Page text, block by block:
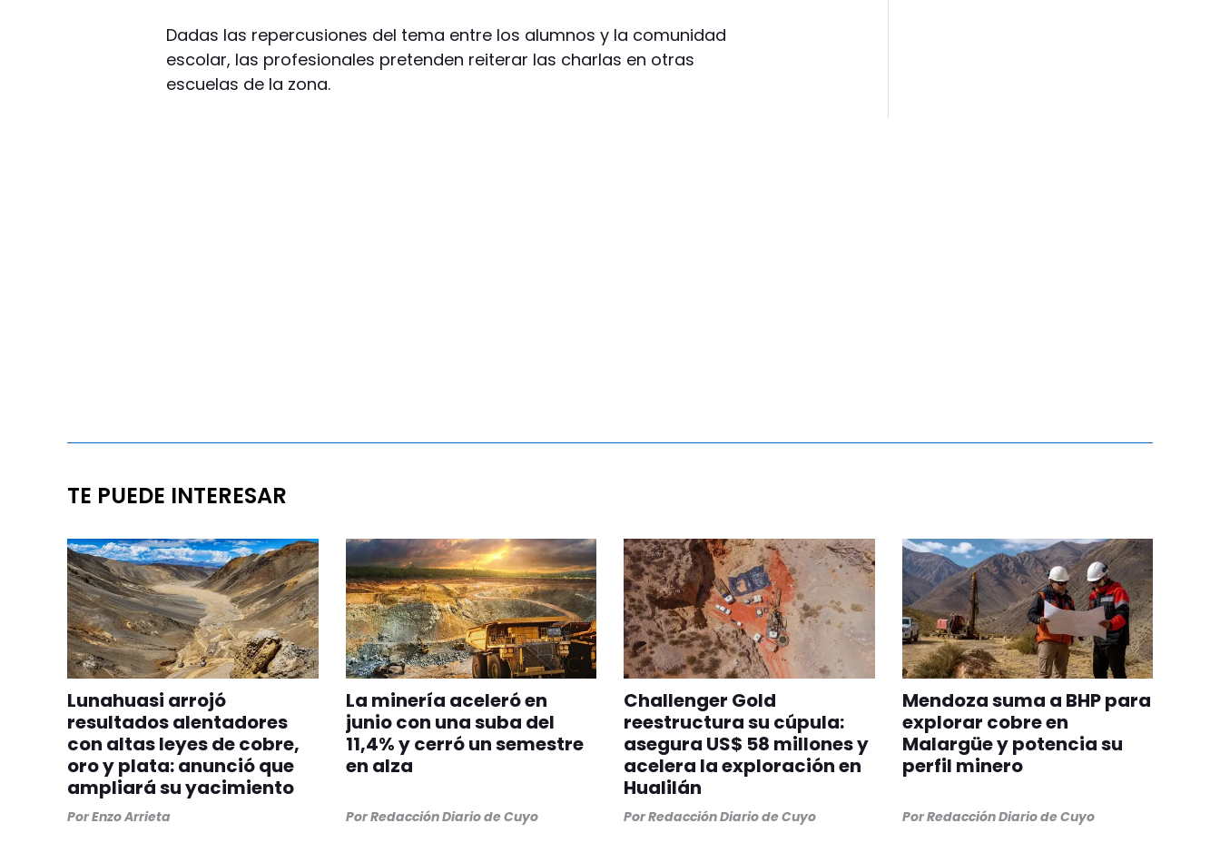
Dadas las repercusiones del tema entre los alumnos y la comunidad
escolar, las profesionales pretenden reiterar las charlas en otras
escuelas de la zona.
TE PUEDE INTERESAR
Lunahuasi arrojó
resultados alentadores
con altas leyes de cobre,
oro y plata: anunció que
ampliará su yacimiento
PorEnzo Arrieta
La minería aceleró en
junio con una suba del
11,4% y cerró un semestre
en alza
PorRedacción Diario de Cuyo
Challenger Gold
reestructura su cúpula:
asegura US$ 58 millones y
acelera la exploración en
Hualilán
PorRedacción Diario de Cuyo
Mendoza suma a BHP para
explorar cobre en
Malargüe y potencia su
perfil minero
PorRedacción Diario de Cuyo